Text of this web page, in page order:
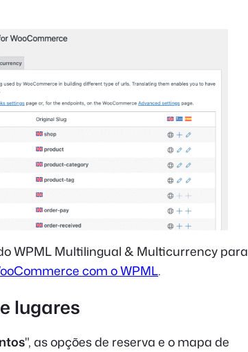
WPML Multilingual & Multicurrency para
com o WPML.
lugares
", as opções de reserva e o mapa de